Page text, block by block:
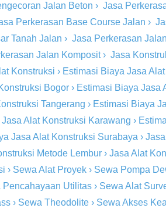
Jalan Beton › Jasa
Perkerasan Base Course Jalan ›
Tanah Jalan › Jasa Perkerasan
Jalan Komposit› Jasa
Konstruksi › Estimasi Biaya Jasa
Bogor › Estimasi Biaya Jasa
Tangerang › Estimasi Biaya
Alat Konstruksi Karawang ›
Jasa Alat Konstruksi Surabaya ›
Metode Lembur › Jasa Alat
› Sewa Alat Proyek › Sewa Pompa
Pencahayaan Utilitas › Sewa Alat
› Sewa Theodolite › Sewa Akses